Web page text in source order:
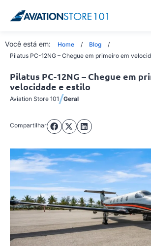
Você está em: Home / Blog
/
Pilatus PC-12NG – Chegue em primeiro em
Pilatus PC-12NG – Chegue em
velocidade e estilo
Aviation Store 101/Geral
Compartilhar